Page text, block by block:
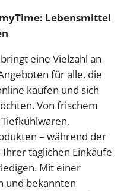
Lebensmittel
eine Vielzahl an
für alle, die
kaufen und sich
Von frischem
– während der
täglichen Einkäufe
Mit einer
und bekannten